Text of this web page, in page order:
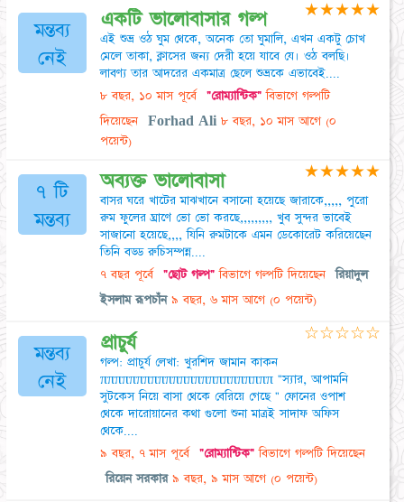
মন্তব্য
নেই
একটি ভালোবাসার গল্প
এই শুভ্র ওঠ ঘুম থেকে, অনেক তো ঘুমালি, এখন একটু চোখ
মেলে তাকা, ক্লাসের জন্য দেরী হয়ে যাবে যে। ওঠ বলছি।
লাবণ্য তার আদরের একমাত্র ছেলে শুভ্রকে এভাবেই....
৮ বছর, ১০ মাস পূর্বে "রোম্যান্টিক"বিভাগে গল্পটি
দিয়েছেন
Forhad Ali ৮ বছর, ১০ মাস আগে (০
পয়েন্ট)
★★★★★
৭ টি
মন্তব্য
অব্যক্ত ভালোবাসা
বাসর ঘরে খাটের মাঝখানে বসানো হয়েছে জারাকে,,,,, পুরো
রুম ফুলের ঘ্রাণে ভো ভো করছে,,,,,,,,, খুব সুন্দর ভাবেই
সাজানো হয়েছে,,,, যিনি রুমটাকে এমন ডেকোরেট করিয়েছেন
তিনি বড্ড রুচিসম্পন্ন....
৭ বছর পূর্বে "ছোট গল্প"বিভাগে গল্পটি দিয়েছেন
রিয়াদুল
ইসলাম রূপচাঁন ৯ বছর, ৬ মাস আগে (০ পয়েন্ট)
★★★★★
মন্তব্য
নেই
প্রাচুর্য
গল্প: প্রাচুর্য লেখা: খুরশিদ জামান কাকন
ππππππππππππππππππππππππ "স্যার, আপামনি
সুটকেস নিয়ে বাসা থেকে বেরিয়ে গেছে " ফোনের ওপাশ
থেকে দারোয়ানের কথা গুলো শুনা মাত্রই সাদাফ অফিস
থেকে....
৯ বছর, ৭ মাস পূর্বে "রোম্যান্টিক"বিভাগে গল্পটি দিয়েছেন
রিয়েন সরকার ৯ বছর, ৯ মাস আগে (০ পয়েন্ট)
☆☆☆☆☆